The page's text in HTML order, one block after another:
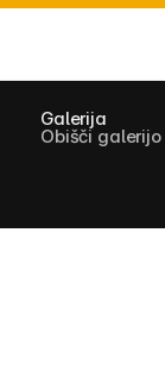
Galerija
Obišči galerijo